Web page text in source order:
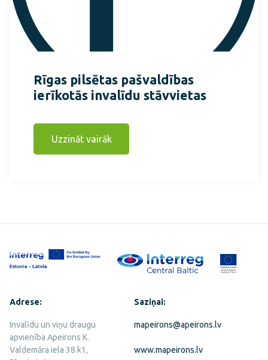
Rīgas pilsētas pašvaldības
ierīkotās invalīdu stāvvietas
Uzzināt vairāk
Adrese:
Invalīdu un viņu draugu
apvienība Apeirons K.
Valdemāra iela 38 k1,
Saziņai:
mapeirons@apeirons.lv
www.mapeirons.lv